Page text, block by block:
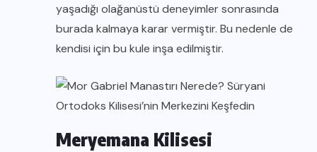
yaşadığı olağanüstü deneyimler sonrasında
burada kalmaya karar vermiştir. Bu nedenle de
kendisi için bu kule inşa edilmiştir.
Meryemana Kilisesi